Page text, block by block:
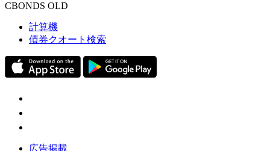
CBONDS OLD
計算機
債券クオート検索
広告掲載